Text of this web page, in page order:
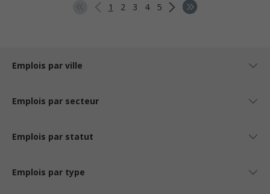
1 2 3 4 5
Emplois par ville
Emplois par secteur
Emplois par statut
Emplois par type